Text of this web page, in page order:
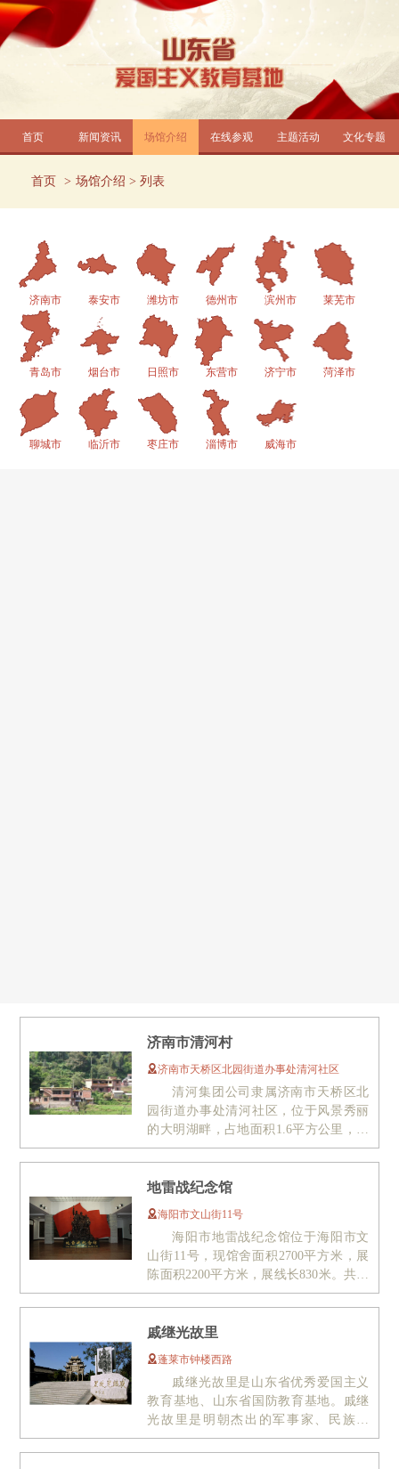
首页 新闻资讯 场馆介绍 在线参观 主题活动 文化专题
首页 场馆介绍 > 列表
济南市 泰安市 潍坊市 德州市 滨州市 莱芜市
青岛市 烟台市 日照市 东营市 济宁市 菏泽市
聊城市 临沂市 枣庄市 淄博市 威海市
济南市清河村
济南市天桥区北园街道办事处清河社区
清河集团公司隶属济南市天桥区北
园街道办事处清河社区，位于风景秀丽
的大明湖畔，占地面积1.6平方公里，辖
清河、荷香村两个居委会。改革开...
地雷战纪念馆
海阳市文山街11号
海阳市地雷战纪念馆位于海阳市文
山街11号，现馆舍面积2700平方米，展
陈面积2200平方米，展线长830米。共展
出文物500余件，照片300余幅，辅...
戚继光故里
蓬莱市钟楼西路
戚继光故里是山东省优秀爱国主义
教育基地、山东省国防教育基地。戚继
光故里是明朝杰出的军事家、民族英
雄、将帅诗人戚继光的故居，它坐落
于...